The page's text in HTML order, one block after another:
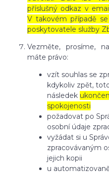
příslušný odkaz v
V takovém případě
poskytovatele služby
Vezměte, prosíme,
máte právo:
vzít souhlas se
kdykoliv zpět,
následek
spokojenosti
požadovat po
osobní údaje
vyžádat si u
zpracovávaným
jejich kopii
u